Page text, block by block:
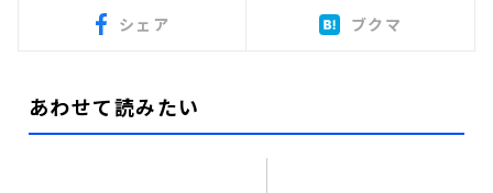
シェア ブクマ
あわせて読みたい